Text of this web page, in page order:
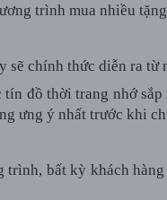
trình mua nhiều
sẽ chính thức diễn ra từ
đồ thời trang nhớ
ưng ý nhất trước khi
bất kỳ khách